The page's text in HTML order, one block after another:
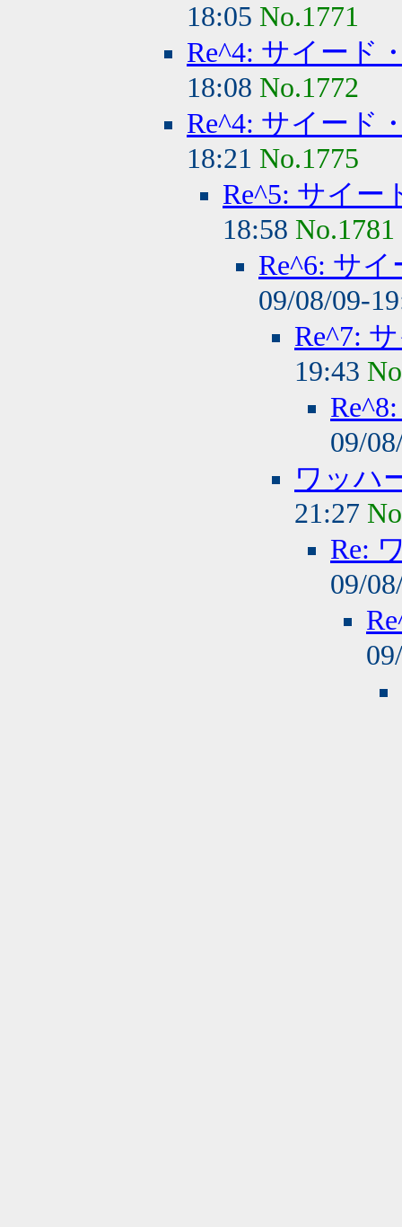
18:05 No.1771
Re^4: サイード
18:08 No.1772
Re^4: サイード
18:21 No.1775
Re^5: サイー
18:58 No.1781
Re^6: サ
09/08/09-
Re^7:
19:43
09/
ワッハ
21:27
Re:
09/